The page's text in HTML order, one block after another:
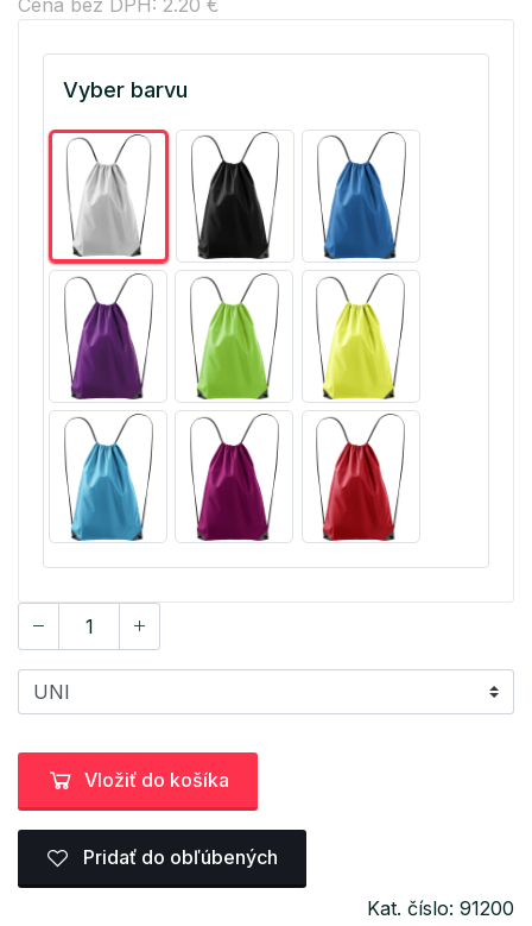
Cena bez DPH: 2.20 €
Vyber barvu
Vložiť do košíka
Pridať do obľúbených
Kat. číslo: 91200